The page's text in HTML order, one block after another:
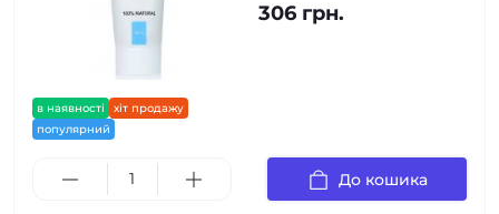
в наявності
хіт продажу
популярний
306 грн.
До кошика